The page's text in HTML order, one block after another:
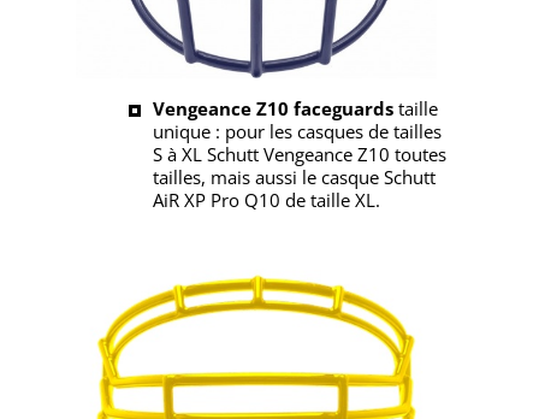
Vengeance Z10 faceguards taille
unique : pour les casques de tailles
S à XL Schutt Vengeance Z10 toutes
tailles, mais aussi le casque Schutt
AiR XP Pro Q10 de taille XL.